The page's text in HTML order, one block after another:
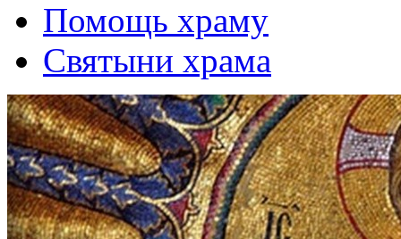
Помощь храму
Святыни храма